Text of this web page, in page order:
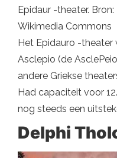
Epidaur -theater.
Wikimedia Commons
Het Epidauro -theater
Asclepio (de
andere Griekse
Had capaciteit voor
nog steeds een
Delphi